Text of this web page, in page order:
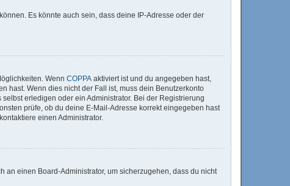
Es könnte auch sein, dass deine IP-Adresse oder der
Wenn COPPA aktiviert ist und du angegeben hast,
hast. Wenn dies nicht der Fall ist, muss dein Benutzerkonto
erledigen oder ein Administrator. Bei der Registrierung
prüfe, ob du deine E-Mail-Adresse korrekt eingegeben hast
einen Administrator.
an einen Board-Administrator, um sicherzugehen, dass du nicht